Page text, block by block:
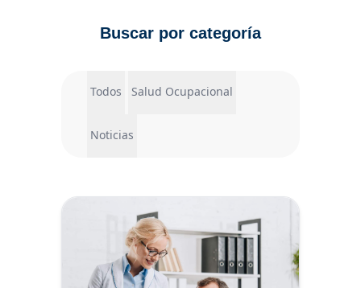
Buscar por categoría
Todos Salud Ocupacional
Noticias